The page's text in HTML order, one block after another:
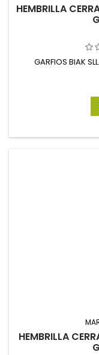
HEMBRILLA
GARFIOS BIAK
HEMBRILLA